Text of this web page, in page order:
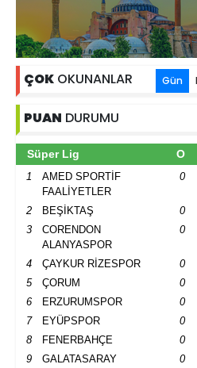
ÇOK OKUNANLAR Gün
PUAN DURUMU
Süper Lig O
1
AMED SPORTİF
FAALİYETLER
0
2 BEŞİKTAŞ 0
3
CORENDON
ALANYASPOR
0
4 ÇAYKUR RİZESPOR 0
5
ÇORUM 0
6
ERZURUMSPOR 0
7
EYÜPSPOR 0
8
FENERBAHÇE 0
9
GALATASARAY 0